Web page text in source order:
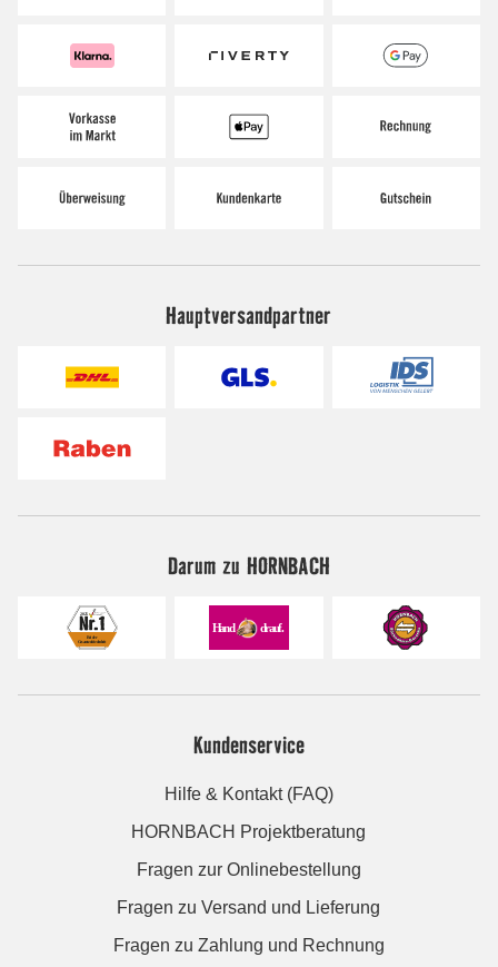
Hauptversandpartner
Darum zu HORNBACH
Kundenservice
Hilfe & Kontakt (FAQ)
HORNBACH Projektberatung
Fragen zur Onlinebestellung
Fragen zu Versand und Lieferung
Fragen zu Zahlung und Rechnung